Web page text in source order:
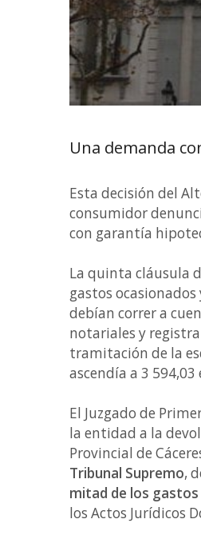
Una demanda
Esta decisión del
consumidor
con garantía
La quinta cláusula
gastos
debían correr a
notariales y
tramitación de la
ascendía a 3 594,03
El Juzgado de
la entidad a la
Provincial de
Tribunal Supremo,
mitad de los
los Actos Jurídicos